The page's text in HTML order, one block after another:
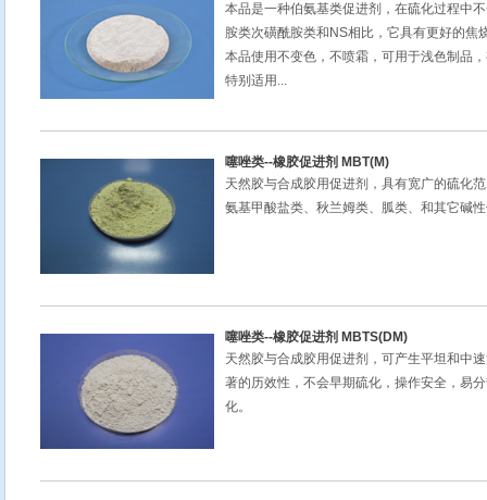
本品是一种伯氨基类促进剂，在硫化过程中
胺类次磺酰胺类和NS相比，它具有更好的焦
本品使用不变色，不喷霜，可用于浅色制品
特别适用...
噻唑类--橡胶促进剂 MBT(M)
天然胶与合成胶用促进剂，具有宽广的硫化
氨基甲酸盐类、秋兰姆类、胍类、和其它碱
噻唑类--橡胶促进剂 MBTS(DM)
天然胶与合成胶用促进剂，可产生平坦和中
著的历效性，不会早期硫化，操作安全，易
化。